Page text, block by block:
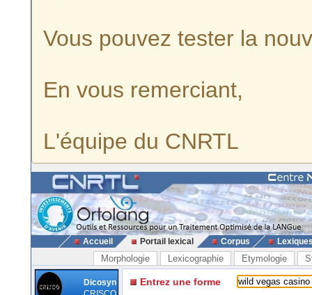
Vous pouvez tester la
En vous remerciant,
L'équipe du CNRTL
Accueil Portail lexical Corpus
Morphologie Lexicographie Etymologie
Dicosyn
Entrez une forme